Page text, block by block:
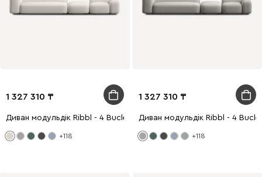
1 327 310
Диван модульдік Ribbl - 4 Bucle White
+118
1 327 310
Диван модульдік Ribbl - 4
+118